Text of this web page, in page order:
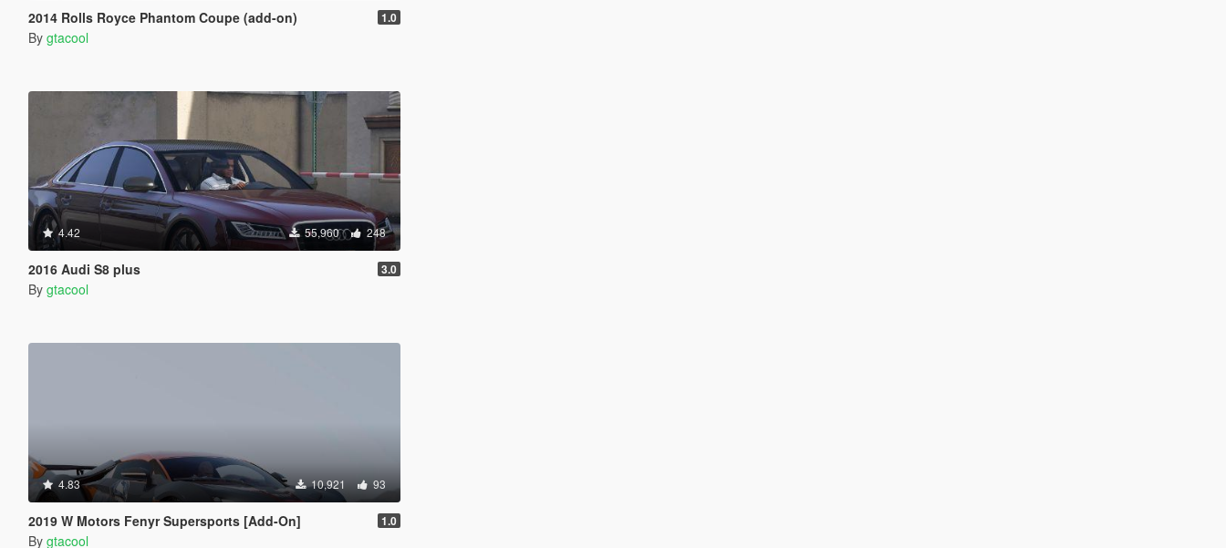
2014 Rolls Royce Phantom Coupe (add-on) 1.0
By gtacool
4.42 55,960 248
2016 Audi S8 plus 3.0
By gtacool
4.83 10,921 93
2019 W Motors Fenyr Supersports [Add-On] 1.0
By gtacool